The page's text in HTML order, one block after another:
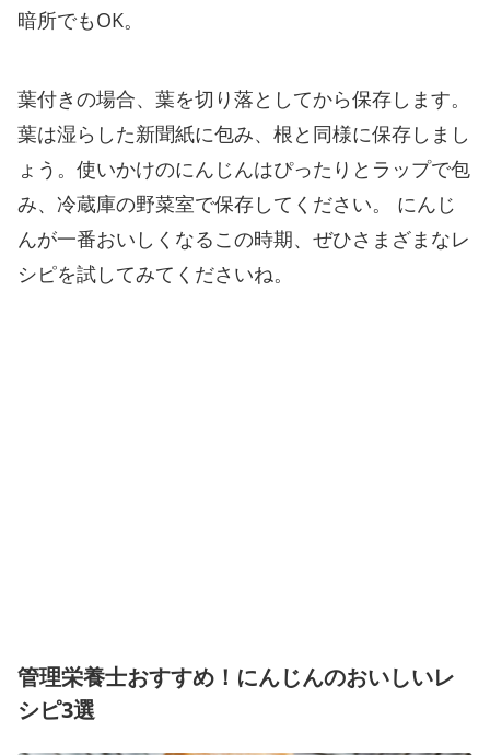
暗所でもOK。
葉付きの場合、葉を切り落としてから保存します。
葉は湿らした新聞紙に包み、根と同様に保存しまし
ょう。使いかけのにんじんはぴったりとラップで包
み、冷蔵庫の野菜室で保存してください。 にんじ
んが一番おいしくなるこの時期、ぜひさまざまなレ
シピを試してみてくださいね。
管理栄養士おすすめ！にんじんのおいしいレ
シピ3選